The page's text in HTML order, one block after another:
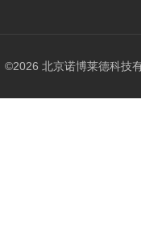
©2026 北京诺博莱德科技